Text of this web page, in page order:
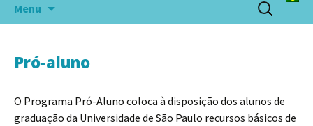
Menu
Pró-aluno
O Programa Pró-Aluno coloca à disposição dos alunos de
graduação da Universidade de São Paulo recursos básicos de